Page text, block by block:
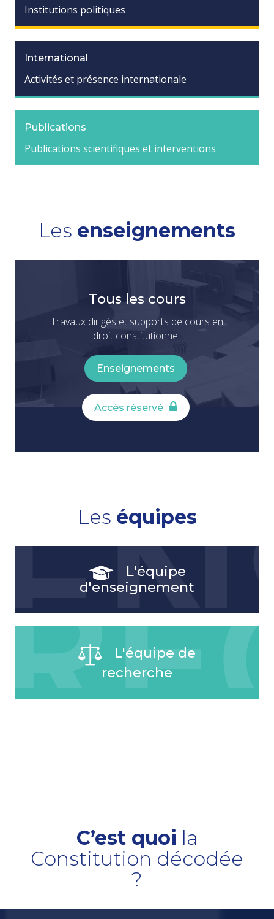
Institutions politiques
International
Activités et présence internationale
Publications
Publications scientifiques et interventions
Les enseignements
Tous les cours
Travaux dirigés et supports de cours en
droit constitutionnel.
Enseignements
Accès réservé
Les équipes
L'équipe
d'enseignement
L'équipe de
recherche
C’est quoi la
Constitution décodée
?